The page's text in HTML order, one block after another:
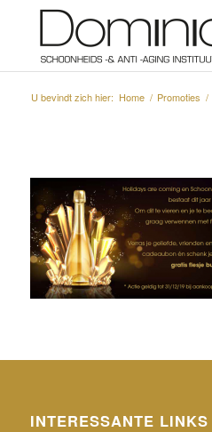
U bevindt zich hier: Home / Promoties /
INTERESSANTE LINKS